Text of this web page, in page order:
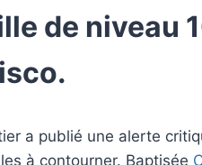
de niveau
a publié une alerte
à contourner. Baptisée